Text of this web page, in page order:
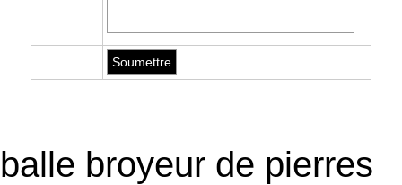
balle broyeur de pierres